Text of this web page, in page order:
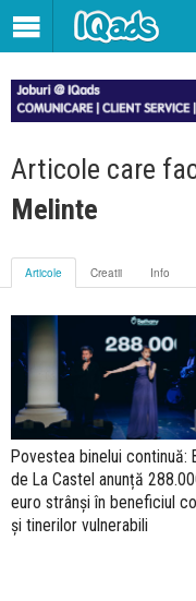
Articole care
Melinte
Articole Creatii Info
Povestea binelui continuă:
de La Castel anunță
euro strânși în beneficiul
și tinerilor vulnerabili